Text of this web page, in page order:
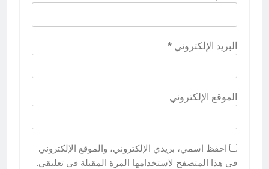
البريد الإلكتروني *
الموقع الإلكتروني
احفظ اسمي، بريدي الإلكتروني، والموقع الإلكتروني
في هذا المتصفح لاستخدامها المرة المقبلة في تعليقي.